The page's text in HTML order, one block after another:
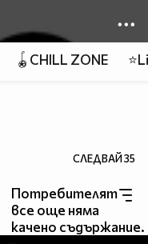
🪀CHILL ZONE
СЛЕДВАЙ35
Потребителят
все още няма
качено съдържание.